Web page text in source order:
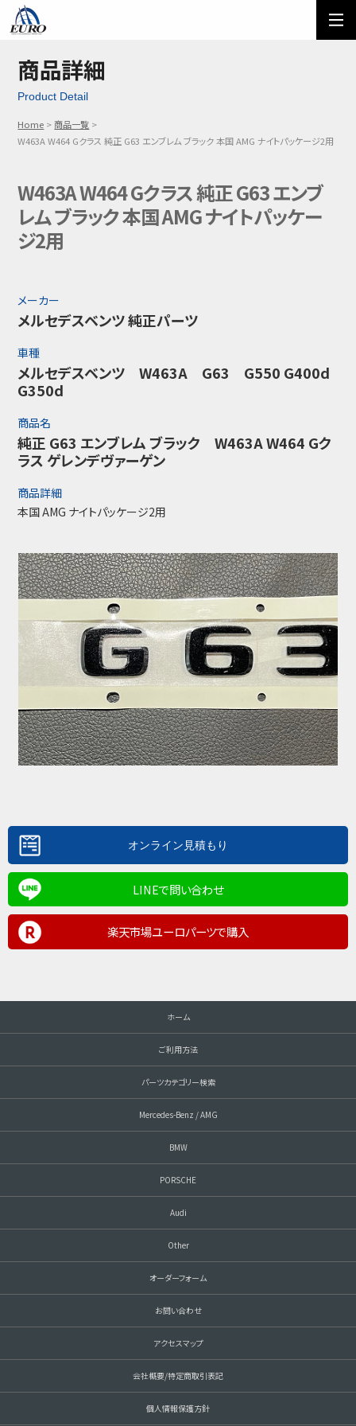
ご利用方法
メール問い合わせ
03-5674-7742
商品詳細
Product Detail
Home
商品一覧
W463A W464 Gクラス 純正 G63 エンブレム ブラック 本国 AMG ナイトパッケージ2用
W463A W464 Gクラス 純正 G63 エンブ
レム ブラック 本国 AMG ナイトパッケー
ジ2用
メーカー
メルセデスベンツ 純正パーツ
車種
メルセデスベンツ W463A G63 G550 G400d
G350d
商品名
純正 G63 エンブレム ブラック W463A W464 Gク
ラス ゲレンデヴァーゲン
商品詳細
本国 AMG ナイトパッケージ2用
LINEで問い合わせ
楽天市場ユーロパーツで購入
ホーム
ご利用方法
パーツカテゴリー検索
Mercedes-Benz / AMG
BMW
PORSCHE
Audi
Other
オーダーフォーム
お問い合わせ
アクセスマップ
会社概要/特定商取引表記
個人情報保護方針